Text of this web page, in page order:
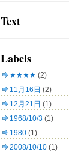
Text
Labels
★★★★ (2)
11月16日 (2)
12月21日 (1)
1968/10/3 (1)
1980 (1)
2008/10/10 (1)